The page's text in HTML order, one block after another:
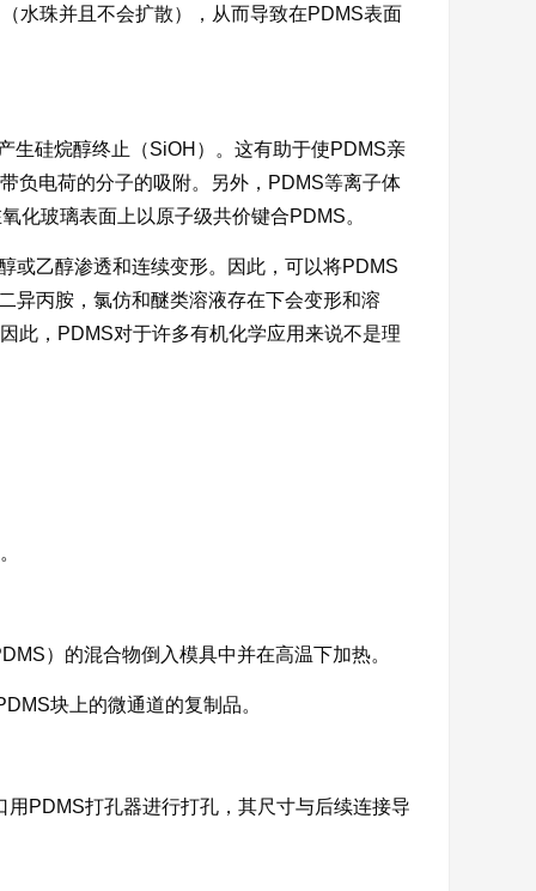
水珠并且不会扩散），从而导致在PDMS表面
生硅烷醇终止（SiOH）。这有助于使PDMS亲
负电荷的分子的吸附。另外，PDMS等离子体
化玻璃表面上以原子级共价键合PDMS。
或乙醇渗透和连续变形。因此，可以将PDMS
异丙胺，氯仿和醚类溶液存在下会变形和溶
此，PDMS对于许多有机化学应用来说不是理
）的混合物倒入模具中并在高温下加热。
块上的微通道的复制品。
PDMS打孔器进行打孔，其尺寸与后续连接导